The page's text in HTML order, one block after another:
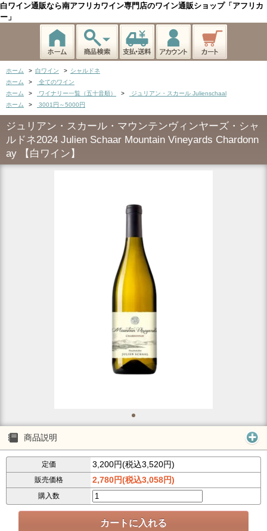
白ワイン通販なら南アフリカワイン専門店のワイン通販ショップ「アフリカ
ー」
ホーム > 白ワイン > シャルドネ
ホーム
>
全てのワイン
ホーム
> ワイナリー一覧（五十音順） >
ジュリアン・スカール Julienschaal
ホーム
> 3001円～5000円
ジュリアン・スカール・マウンテンヴィンヤーズ・シャ
ルドネ2024 Julien Schaar Mountain Vineyards Chardonn
ay 【白ワイン】
商品説明
定価 3,200円(税込3,520円)
販売価格 2,780円(税込3,058円)
購入数